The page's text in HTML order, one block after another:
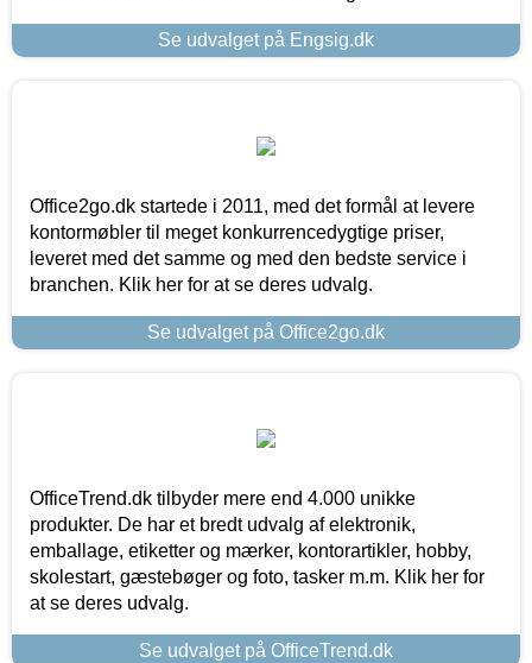
Se udvalget på Engsig.dk
Office2go.dk startede i 2011, med det formål at levere
kontormøbler til meget konkurrencedygtige priser,
leveret med det samme og med den bedste service i
branchen. Klik her for at se deres udvalg.
Se udvalget på Office2go.dk
OfficeTrend.dk tilbyder mere end 4.000 unikke
produkter. De har et bredt udvalg af elektronik,
emballage, etiketter og mærker, kontorartikler, hobby,
skolestart, gæstebøger og foto, tasker m.m. Klik her for
at se deres udvalg.
Se udvalget på OfficeTrend.dk